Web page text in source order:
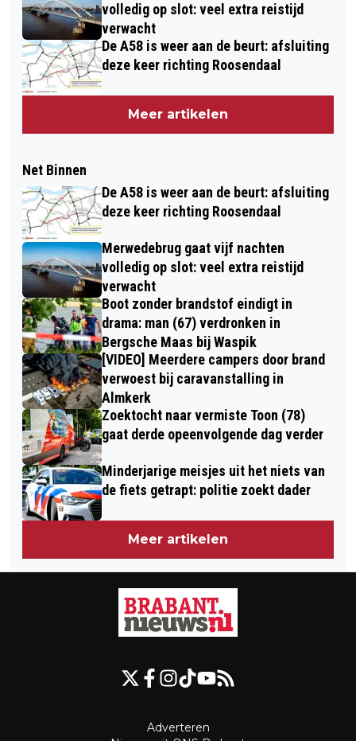
volledig op slot: veel extra reistijd
verwacht
De A58 is weer aan de beurt: afsluiting
deze keer richting Roosendaal
Meer artikelen
Net Binnen
De A58 is weer aan de beurt: afsluiting
deze keer richting Roosendaal
Merwedebrug gaat vijf nachten
volledig op slot: veel extra reistijd
verwacht
Boot zonder brandstof eindigt in
drama: man (67) verdronken in
Bergsche Maas bij Waspik
[VIDEO] Meerdere campers door brand
verwoest bij caravanstalling in
Almkerk
Zoektocht naar vermiste Toon (78)
gaat derde opeenvolgende dag verder
Minderjarige meisjes uit het niets van
de fiets getrapt: politie zoekt dader
Meer artikelen
Adverteren